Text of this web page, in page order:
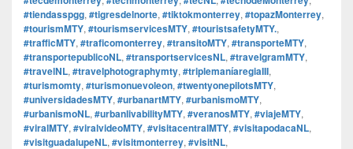
#tiendasspgg, #tigresdelnorte, #tiktokmonterrey, #topazMonterrey,
#tourismMTY, #tourismservicesMTY, #touristsafetyMTY.,
#trafficMTY, #traficomonterrey, #transitoMTY, #transporteMTY,
#transportepublicoNL, #transportservicesNL, #travelgramMTY,
#travelNL, #travelphotographymty, #triplemaníaregiaIII,
#turismomty, #turismonuevoleon, #twentyonepilotsMTY,
#universidadesMTY, #urbanartMTY, #urbanismoMTY,
#urbanismoNL, #urbanlivabilityMTY, #veranosMTY, #viajeMTY,
#viralMTY, #viralvideoMTY, #visitacentralMTY, #visitapodacaNL,
#visitguadalupeNL, #visitmonterrey, #visitNL,